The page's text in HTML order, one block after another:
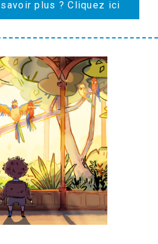
plus ? Cliquez ici